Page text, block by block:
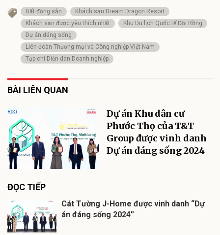
Bất động sản
Khách sạn Dream Dragon Resort
Khách sạn được yêu thích nhất
Khu Du lịch Quốc tế Đồi Rồng
Dự án đáng sống
Liên đoàn Thương mại và Công nghiệp Việt Nam
Tạp chí Diễn đàn Doanh nghiệp
BÀI LIÊN QUAN
Dự án Khu dân cư
Phước Thọ của T&T
Group được vinh danh
Dự án đáng sống 2024
ĐỌC TIẾP
Cát Tường J-Home được vinh danh “Dự
án đáng sống 2024”